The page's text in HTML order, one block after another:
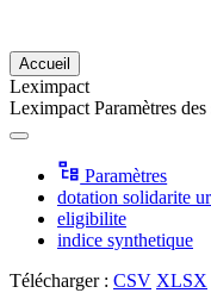
Accueil
Leximpact
Leximpact Paramètres
Paramètres
dotation solidarite
eligibilite
indice synthetique
Télécharger : CSV XLSX